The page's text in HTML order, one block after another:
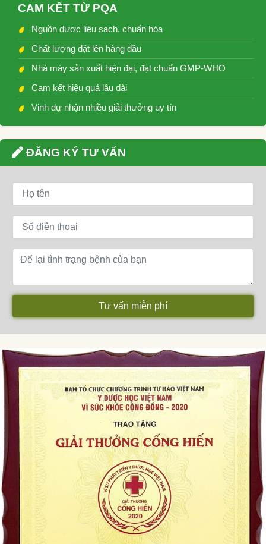
CAM KẾT TỪ PQA
Nguồn dược liệu sạch, chuẩn hóa
Chất lượng đặt lên hàng đầu
Nhà máy sản xuất hiện đại, đạt chuẩn GMP-WHO
Cam kết hiệu quả lâu dài
Vinh dự nhận nhiều giải thưởng uy tín
ĐĂNG KÝ TƯ VẤN
Tư vấn miễn phí